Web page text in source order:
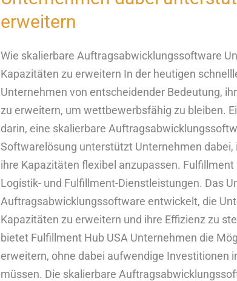
erweitern
Wie skalierbare Auftragsabwicklungssoftware
Kapazitäten zu erweitern In der heutigen
Unternehmen von entscheidender Bedeutung,
zu erweitern, um wettbewerbsfähig zu bleiben.
darin, eine skalierbare
Softwarelösung unterstützt Unternehmen
ihre Kapazitäten flexibel anzupassen.
Logistik- und Fulfillment-Dienstleistungen. Das
Auftragsabwicklungssoftware entwickelt, die
Kapazitäten zu erweitern und ihre Effizienz zu
bietet Fulfillment Hub USA Unternehmen die
erweitern, ohne dabei aufwendige Investitionen
müssen. Die skalierbare
Auftragsabwicklungssoftware
Unternehmen
unterstützt,
ihre
Kapazitäten
zu
erweitern